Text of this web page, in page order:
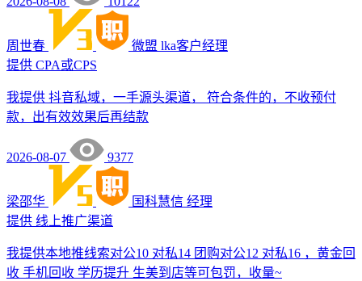
周世春 微盟 lka客户经理
提供 CPA或CPS
我提供 抖音私域，一手源头渠道， 符合条件的，不收预付
款，出有效效果后再结款
2026-08-07 9377
梁邵华 国科慧信 经理
提供 线上推广渠道
我提供本地推线索对公10 对私14 团购对公12 对私16 ，黄金回
收 手机回收 学历提升 生美到店等可包罚，收量~